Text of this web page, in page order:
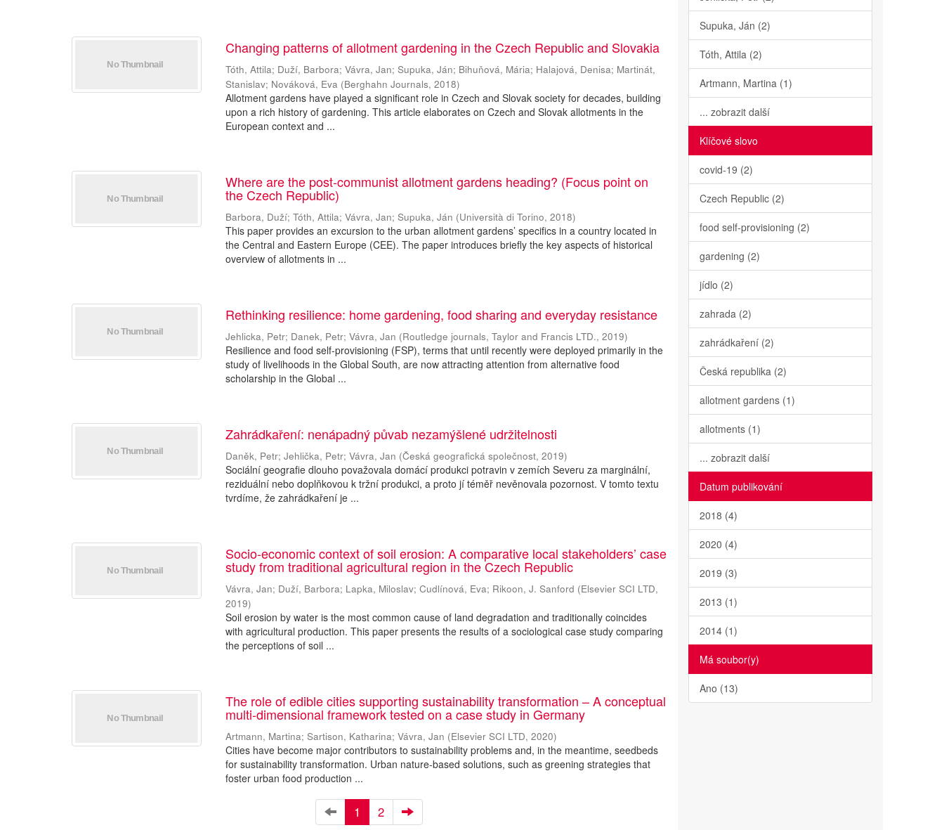
Changing patterns of allotment gardening in the Czech Republic and Slovakia
Tóth, Attila; Duží, Barbora;Vávra, Jan;Supuka, Ján; Bihuňová, Mária; Halajová, Denisa; Martinát,
Stanislav; Nováková, Eva (Berghahn Journals,2018)
Allotment gardens have played a significant role in Czech and Slovak society for decades, building
upon a rich history of gardening. This article elaborates on Czech and Slovak allotments in the
European context and ...
Where are the post-communist allotment gardens heading? (Focus point on
the Czech Republic)
Barbora, Duží;Tóth, Attila;Vávra, Jan;Supuka, Ján (Università di Torino,2018)
This paper provides an excursion to the urban allotment gardens’ specifics in a country located in
the Central and Eastern Europe (CEE). The paper introduces briefly the key aspects of historical
overview of allotments in ...
Rethinking resilience: home gardening, food sharing and everyday resistance
Jehlicka, Petr; Danek, Petr;Vávra, Jan (Routledge journals, Taylor and Francis LTD.,2019)
Resilience and food self-provisioning (FSP), terms that until recently were deployed primarily in the
study of livelihoods in the Global South, are now attracting attention from alternative food
scholarship in the Global ...
Zahrádkaření: nenápadný půvab nezamýšlené udržitelnosti
Daněk, Petr;Jehlička, Petr;Vávra, Jan (Česká geografická společnost,2019)
Sociální geografie dlouho považovala domácí produkci potravin v zemích Severu za marginální,
reziduální nebo doplňkovou k tržní produkci, a proto jí téměř nevěnovala pozornost. V tomto textu
tvrdíme, že zahrádkaření je ...
Socio-economic context of soil erosion: A comparative local stakeholders’ case
study from traditional agricultural region in the Czech Republic
Vávra, Jan; Duží, Barbora; Lapka, Miloslav;Cudlínová, Eva; Rikoon, J. Sanford (Elsevier SCI LTD,
2019)
Soil erosion by water is the most common cause of land degradation and traditionally coincides
with agricultural production. This paper presents the results of a sociological case study comparing
the perceptions of soil ...
The role of edible cities supporting sustainability transformation – A conceptual
multi-dimensional framework tested on a case study in Germany
Artmann, Martina;Sartison, Katharina;Vávra, Jan (Elsevier SCI LTD,2020)
Cities have become major contributors to sustainability problems and, in the meantime, seedbeds
for sustainability transformation. Urban nature-based solutions, such as greening strategies that
foster urban food production ...
1 2
Supuka, Ján (2)
Tóth, Attila (2)
Artmann, Martina (1)
... zobrazit další
Klíčové slovo
covid-19 (2)
Czech Republic (2)
food self-provisioning (2)
gardening (2)
jídlo (2)
zahrada (2)
zahrádkaření (2)
Česká republika (2)
allotment gardens (1)
allotments (1)
... zobrazit další
Datum publikování
2018 (4)
2020 (4)
2019 (3)
2013 (1)
2014 (1)
Má soubor(y)
Ano (13)